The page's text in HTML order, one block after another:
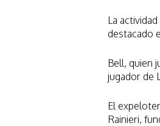
La
destacado
Bell, quien
jugador de
El
Rainieri,